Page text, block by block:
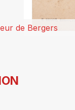
de Bergers